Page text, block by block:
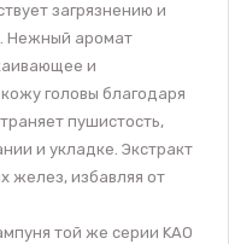
загрязнению и
Нежный аромат
и
головы благодаря
пушистость,
и укладке. Экстракт
желез, избавляя от
той же серии KAO